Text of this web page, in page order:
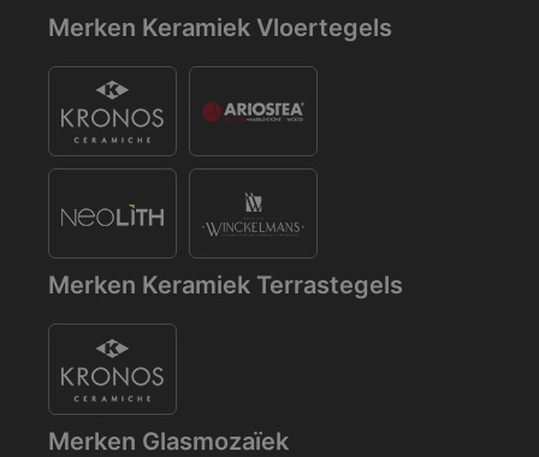
Merken Keramiek Vloertegels
Merken Keramiek Terrastegels
Merken Glasmozaïek